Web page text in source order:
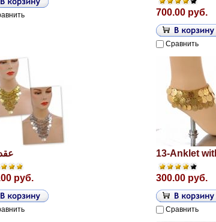
700.00 руб.
Сравнить
12-
руб.
13-Anklet
300.00 руб.
Сравнить